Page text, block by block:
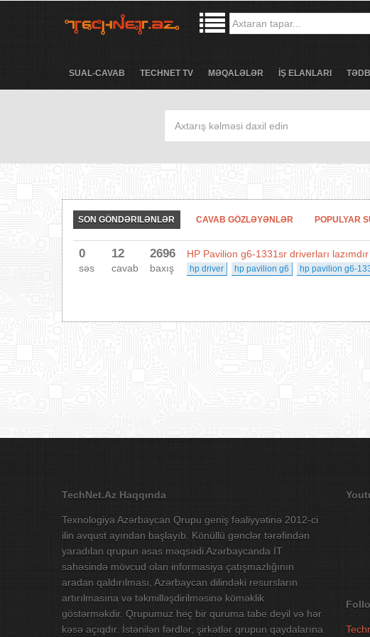
SUAL-CAVAB TECHNET TV MƏQALƏLƏR İŞ ELANLARI
SON GÖNDƏRILƏNLƏR CAVAB GÖZLƏYƏNLƏR POPULYAR
0
səs
12
cavab
2696
baxış
HP Pavilion g6-1331sr driverları lazımdır
hp driver hp pavilion g6 hp pavilion g6-
TechNet.Az Haqqında
Texnologiya Azərbaycan Qrupu geniş fəaliyyətinə 2012-ci
ilin avqust ayından başlayıb. Könüllü gənclər tərəfindən
yaradılan qrupun əsas məqsədi Azərbaycanda İT
sahəsində mövcud olan informasiya çatışmazlığının
aradan qaldırılması, Azərbaycan dilindəki resursların
artırılmasına və təkmilləşdirilməsinə köməklik
göstərməkdir. Qrupumuz heç bir quruma tabe deyil və hər
kəsə açıqdır. İstənilən fərdlər, şirkətlər qrupun qaydalarına